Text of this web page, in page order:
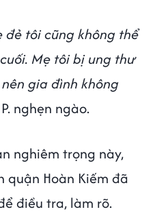
đẻ tôi cũng không thể
Mẹ tôi bị ung thư
gia đình không
nghẹn ngào.
nghiêm trọng này,
quận Hoàn Kiếm đã
điều tra, làm rõ.